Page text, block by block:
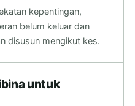
kepentingan,
belum keluar dan
disusun mengikut kes.
untuk